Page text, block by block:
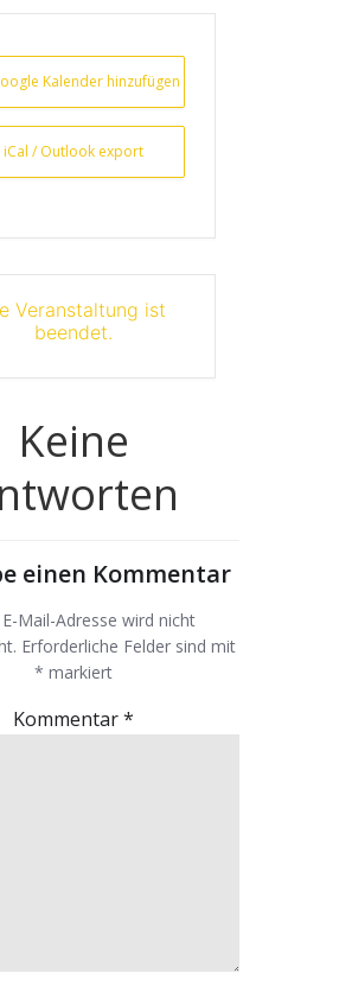
Kalender hinzufügen
iCal / Outlook export
Veranstaltung ist
beendet.
Keine
einen Kommentar
Mail-Adresse wird nicht
Erforderliche Felder sind mit
* markiert
Kommentar*